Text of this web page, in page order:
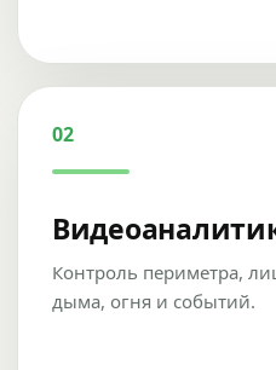
02
Контроль периметра,
дыма, огня и событий.